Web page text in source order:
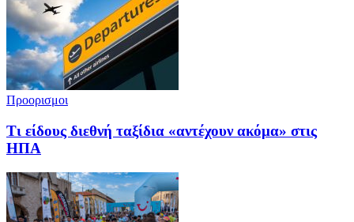
Προορισμοι
Τι είδους διεθνή ταξίδια «αντέχουν ακόμα» στις
ΗΠΑ